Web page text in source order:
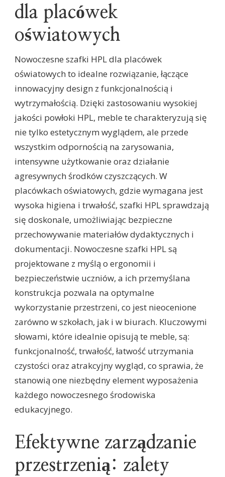
dla placówek
oświatowych
Nowoczesne szafki HPL dla placówek
oświatowych to idealne rozwiązanie, łączące
innowacyjny design z funkcjonalnością i
wytrzymałością. Dzięki zastosowaniu wysokiej
jakości powłoki HPL, meble te charakteryzują się
nie tylko estetycznym wyglądem, ale przede
wszystkim odpornością na zarysowania,
intensywne użytkowanie oraz działanie
agresywnych środków czyszczących. W
placówkach oświatowych, gdzie wymagana jest
wysoka higiena i trwałość, szafki HPL sprawdzają
się doskonale, umożliwiając bezpieczne
przechowywanie materiałów dydaktycznych i
dokumentacji. Nowoczesne szafki HPL są
projektowane z myślą o ergonomii i
bezpieczeństwie uczniów, a ich przemyślana
konstrukcja pozwala na optymalne
wykorzystanie przestrzeni, co jest nieocenione
zarówno w szkołach, jak i w biurach. Kluczowymi
słowami, które idealnie opisują te meble, są:
funkcjonalność, trwałość, łatwość utrzymania
czystości oraz atrakcyjny wygląd, co sprawia, że
stanowią one niezbędny element wyposażenia
każdego nowoczesnego środowiska
edukacyjnego.
Efektywne zarządzanie
przestrzenią: zalety